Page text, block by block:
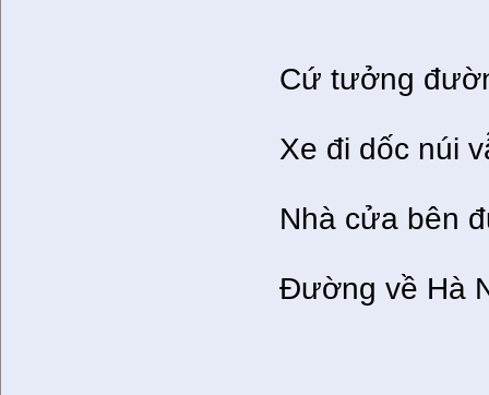
Cứ tưởng
Xe đi dốc núi
Nhà cửa bên
Đường về Hà